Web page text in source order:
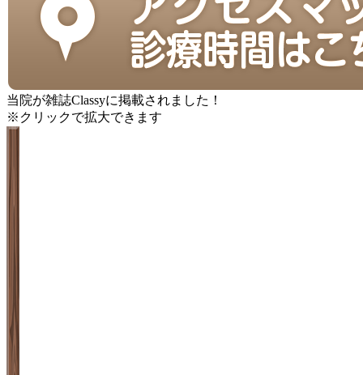
当院が雑誌Classyに掲載されました！
※クリックで拡大できます